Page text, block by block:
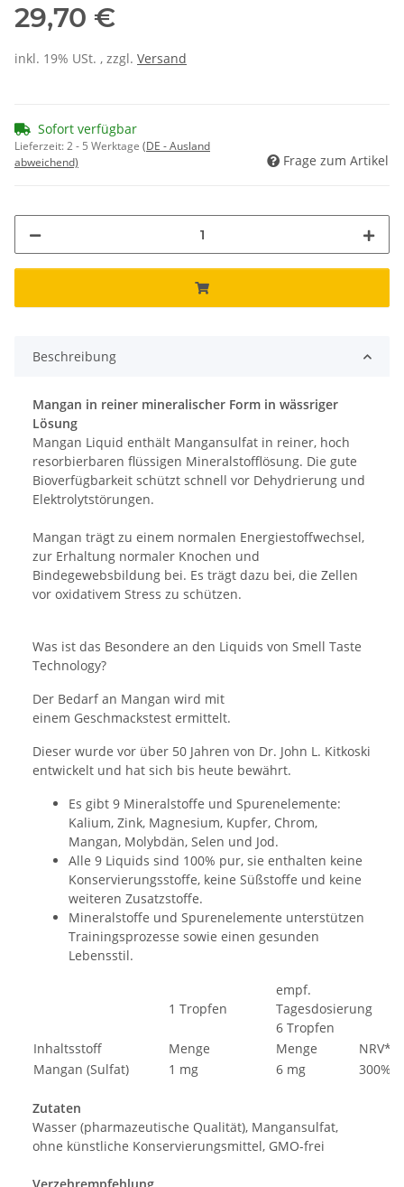
29,70 €
inkl. 19% USt. , zzgl. Versand
Sofort verfügbar
Lieferzeit:2 - 5 Werktage (DE - Ausland
abweichend)
Frage zum Artikel
Beschreibung
Mangan in reiner mineralischer Form in wässriger
Lösung
Mangan Liquid enthält Mangansulfat in reiner, hoch
resorbierbaren flüssigen Mineralstofflösung. Die gute
Bioverfügbarkeit schützt schnell vor Dehydrierung und
Elektrolytstörungen.
Mangan trägt zu einem normalen Energiestoffwechsel,
zur Erhaltung normaler Knochen und
Bindegewebsbildung bei. Es trägt dazu bei, die Zellen
vor oxidativem Stress zu schützen.
Was ist das Besondere an den Liquids von Smell Taste
Technology?
Der Bedarf an Mangan wird mit
einem Geschmackstest ermittelt.
Dieser wurde vor über 50 Jahren von Dr. John L. Kitkoski
entwickelt und hat sich bis heute bewährt.
Es gibt 9 Mineralstoffe und Spurenelemente:
Kalium, Zink, Magnesium, Kupfer, Chrom,
Mangan, Molybdän, Selen und Jod.
Alle 9 Liquids sind 100% pur, sie enthalten keine
Konservierungsstoffe, keine Süßstoffe und keine
weiteren Zusatzstoffe.
Mineralstoffe und Spurenelemente unterstützen
Trainingsprozesse sowie einen gesunden
Lebensstil.
1 Tropfen
empf.
6 Tropfen
Inhaltsstoff
Menge Menge
NRV*
Mangan (Sulfat)
1 mg 6 mg 300%
Zutaten
Wasser (pharmazeutische Qualität), Mangansulfat,
ohne künstliche Konservierungsmittel, GMO-frei